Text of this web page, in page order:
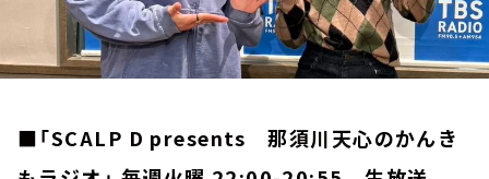
■「SCALP D presents 那須川天心のかんき